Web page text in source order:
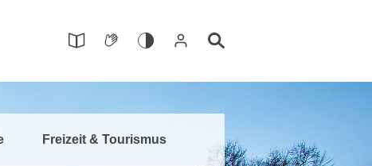
Freizeit & Tourismus